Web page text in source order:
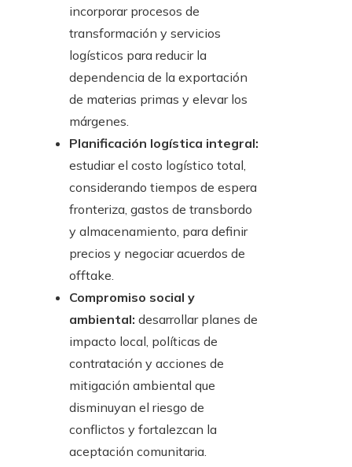
incorporar procesos de
transformación y servicios
logísticos para reducir la
dependencia de la exportación
de materias primas y elevar los
márgenes.
Planificación logística integral:
estudiar el costo logístico total,
considerando tiempos de espera
fronteriza, gastos de transbordo
y almacenamiento, para definir
precios y negociar acuerdos de
offtake.
Compromiso social y
ambiental: desarrollar planes de
impacto local, políticas de
contratación y acciones de
mitigación ambiental que
disminuyan el riesgo de
conflictos y fortalezcan la
aceptación comunitaria.